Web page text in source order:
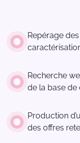
Repérage
Recherche
de la base de
Production
des offres